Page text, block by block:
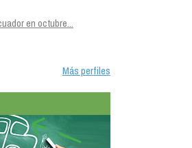
en octubre...
Más perfiles